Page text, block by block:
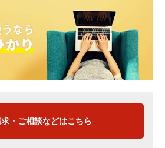
・ご相談などはこちら